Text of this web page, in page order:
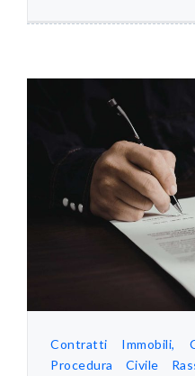
Contratti
Immobili,
Procedura Civile